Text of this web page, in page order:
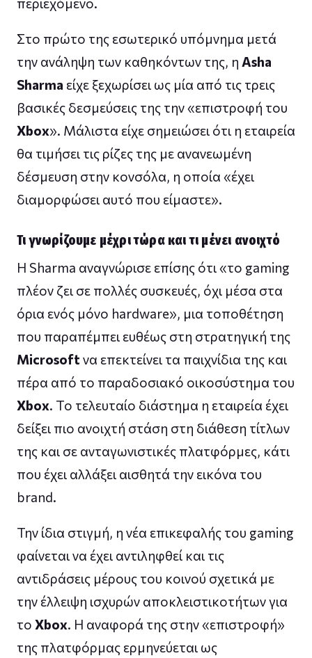
Στο πρώτο της εσωτερικό υπόμνημα μετά
την ανάληψη των καθηκόντων της, η Asha
Sharma είχε ξεχωρίσει ως μία από τις τρεις
βασικές δεσμεύσεις της την «επιστροφή του
Xbox». Μάλιστα είχε σημειώσει ότι η εταιρεία
θα τιμήσει τις ρίζες της με ανανεωμένη
δέσμευση στην κονσόλα, η οποία «έχει
διαμορφώσει αυτό που είμαστε».
Τι γνωρίζουμε μέχρι τώρα και τι μένει ανοιχτό
Η Sharma αναγνώρισε επίσης ότι «το gaming
πλέον ζει σε πολλές συσκευές, όχι μέσα στα
όρια ενός μόνο hardware», μια τοποθέτηση
που παραπέμπει ευθέως στη στρατηγική της
Microsoft να επεκτείνει τα παιχνίδια της και
πέρα από το παραδοσιακό οικοσύστημα του
Xbox. Το τελευταίο διάστημα η εταιρεία έχει
δείξει πιο ανοιχτή στάση στη διάθεση τίτλων
της και σε ανταγωνιστικές πλατφόρμες, κάτι
που έχει αλλάξει αισθητά την εικόνα του
brand.
Την ίδια στιγμή, η νέα επικεφαλής του gaming
φαίνεται να έχει αντιληφθεί και τις
αντιδράσεις μέρους του κοινού σχετικά με
την έλλειψη ισχυρών αποκλειστικοτήτων για
το Xbox. Η αναφορά της στην «επιστροφή»
της πλατφόρμας ερμηνεύεται ως